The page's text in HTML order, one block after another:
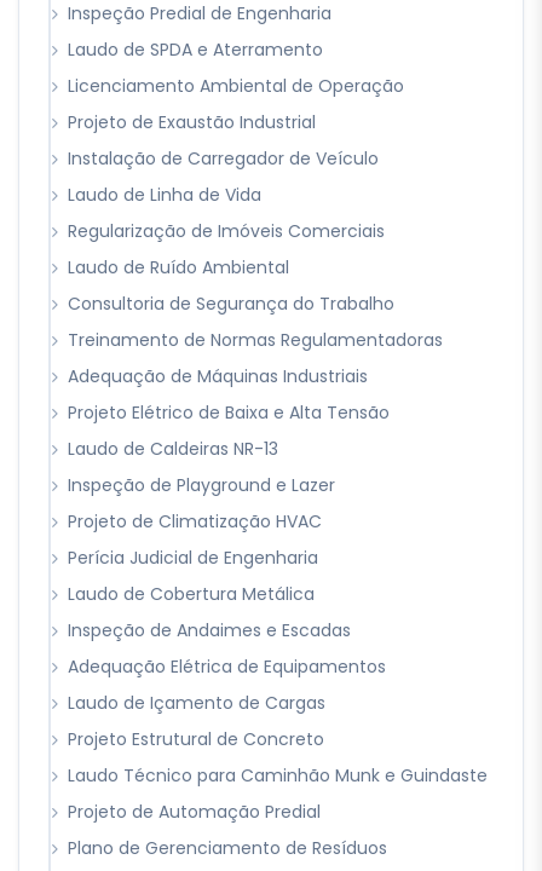
Inspeção Predial de Engenharia
Laudo de SPDA e Aterramento
Licenciamento Ambiental de Operação
Projeto de Exaustão Industrial
Instalação de Carregador de Veículo
Laudo de Linha de Vida
Regularização de Imóveis Comerciais
Laudo de Ruído Ambiental
Consultoria de Segurança do Trabalho
Treinamento de Normas Regulamentadoras
Adequação de Máquinas Industriais
Projeto Elétrico de Baixa e Alta Tensão
Laudo de Caldeiras NR-13
Inspeção de Playground e Lazer
Projeto de Climatização HVAC
Perícia Judicial de Engenharia
Laudo de Cobertura Metálica
Inspeção de Andaimes e Escadas
Adequação Elétrica de Equipamentos
Laudo de Içamento de Cargas
Projeto Estrutural de Concreto
Laudo Técnico para Caminhão Munk e Guindaste
Projeto de Automação Predial
Plano de Gerenciamento de Resíduos